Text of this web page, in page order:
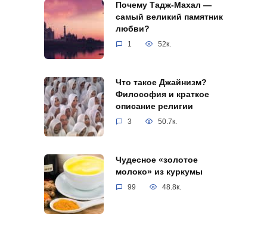
Почему Тадж-Махал —
самый великий памятник
любви?
1 52к.
Что такое Джайнизм?
Философия и краткое
описание религии
3 50.7к.
Чудесное «золотое
молоко» из куркумы
99 48.8к.